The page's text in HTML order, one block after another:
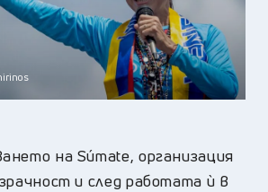
на Súmate, организация
и след работата ѝ в